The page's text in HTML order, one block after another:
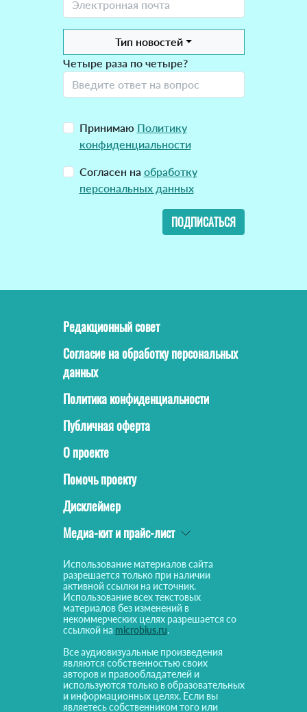
Тип новостей
Четыре раза по четыре?
Принимаю Политику
конфиденциальности
Согласен на обработку
персональных данных
ПОДПИСАТЬСЯ
Редакционный совет
Согласие на обработку персональных
данных
Политика конфиденциальности
Публичная оферта
О проекте
Помочь проекту
Дисклеймер
Медиа-кит и прайс-лист
Использование материалов сайта
разрешается только при наличии
активной ссылки на источник.
Использование всех текстовых
материалов без изменений в
некоммерческих целях разрешается со
ссылкой на microbius.ru.
Все аудиовизуальные произведения
являются собственностью своих
авторов и правообладателей и
используются только в образовательных
и информационных целях. Если вы
являетесь собственником того или